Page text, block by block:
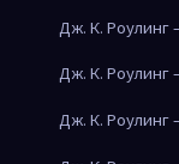
Дж. К. Роулинг
Дж. К. Роулинг
Дж. К. Роулинг